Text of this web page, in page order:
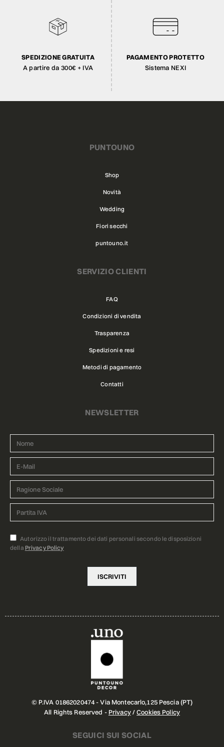
SPEDIZIONE GRATUITA
A partire da 300€ + IVA
PAGAMENTO PROTETTO
Sistema NEXI
PUNTOUNO
Shop
Novità
Wedding
Fiori secchi
puntouno.it
SERVIZIO CLIENTI
FAQ
Condizioni di vendita
Trasparenza
Spedizioni e resi
Metodi di pagamento
Contatti
NEWSLETTER
Autorizzo il trattamento dei dati personali secondo le disposizioni
della Privacy Policy
© P.IVA 01862020474 - Via Montecarlo,125 Pescia (PT)
All Rights Reserved - Privacy/Cookies Policy
SEGUICI SUI SOCIAL